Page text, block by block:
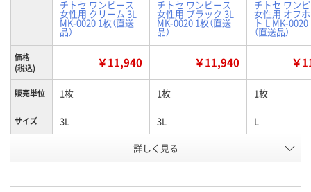
チトセ ワンピース
女性用 クリーム 3L
MK-0020 1枚（直送
品）
チトセ ワンピース
女性用 ブラック 3L
MK-0020 1枚（直送
品）
チトセ ワン
女性用 オフ
ト L MK-0020
（直送品）
価格
(税込)
￥11,940 ￥11,940 ￥
販売単位 1枚 1枚 1枚
サイズ 3L 3L L
ブラック オフホワイト
号
詳しく見る